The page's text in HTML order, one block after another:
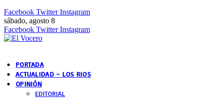
Facebook Twitter Instagram
sábado, agosto 8
Facebook Twitter Instagram
PORTADA
ACTUALIDAD – LOS RIOS
OPINIÓN
EDITORIAL